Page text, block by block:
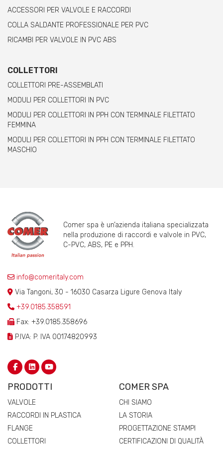
ACCESSORI PER VALVOLE E RACCORDI
COLLA SALDANTE PROFESSIONALE PER PVC
RICAMBI PER VALVOLE IN PVC ABS
COLLETTORI
COLLETTORI PRE-ASSEMBLATI
MODULI PER COLLETTORI IN PVC
MODULI PER COLLETTORI IN PPH CON TERMINALE FILETTATO
FEMMINA
MODULI PER COLLETTORI IN PPH CON TERMINALE FILETTATO
MASCHIO
Comer spa è un’azienda italiana specializzata
nella produzione di raccordi e valvole in PVC,
C-PVC, ABS, PE e PPH.
info@comeritaly.com
Via Tangoni, 30 - 16030 Casarza Ligure Genova Italy
+39.0185.358591
Fax: +39.0185.358696
P.IVA: P. IVA 00174820993
PRODOTTI
VALVOLE
RACCORDI IN PLASTICA
FLANGE
COLLETTORI
COMER SPA
CHI SIAMO
LA STORIA
PROGETTAZIONE STAMPI
CERTIFICAZIONI DI QUALITÀ